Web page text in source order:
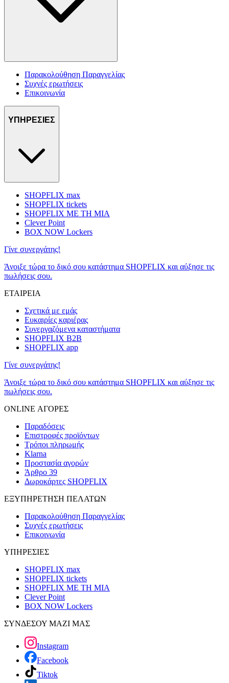
Παρακολούθηση Παραγγελίας
Συχνές ερωτήσεις
Επικοινωνία
ΥΠΗΡΕΣΙΕΣ
SHOPFLIX max
SHOPFLIX tickets
SHOPFLIX ΜΕ ΤΗ ΜΙΑ
Clever Point
BOX NOW Lockers
Γίνε συνεργάτης!
Άνοιξε τώρα το δικό σου κατάστημα SHOPFLIX και αύξησε τις
πωλήσεις σου.
ΕΤΑΙΡΕΙΑ
Σχετικά με εμάς
Ευκαιρίες καριέρας
Συνεργαζόμενα καταστήματα
SHOPFLIX B2B
SHOPFLIX app
Γίνε συνεργάτης!
Άνοιξε τώρα το δικό σου κατάστημα SHOPFLIX και αύξησε τις
πωλήσεις σου.
ONLINE ΑΓΟΡΕΣ
Παραδόσεις
Επιστροφές προϊόντων
Τρόποι πληρωμής
Klarna
Προστασία αγορών
Άρθρο 39
Δωροκάρτες SHOPFLIX
ΕΞΥΠΗΡΕΤΗΣΗ ΠΕΛΑΤΩΝ
Παρακολούθηση Παραγγελίας
Συχνές ερωτήσεις
Επικοινωνία
ΥΠΗΡΕΣΙΕΣ
SHOPFLIX max
SHOPFLIX tickets
SHOPFLIX ΜΕ ΤΗ ΜΙΑ
Clever Point
BOX NOW Lockers
ΣΥΝΔΕΣΟΥ ΜΑΖΙ ΜΑΣ
Instagram
Facebook
Tiktok